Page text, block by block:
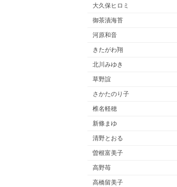
大久保ヒロミ
御茶漬海苔
河原和音
きたがわ翔
北川みゆき
草野誼
さかたのり子
椎名軽穂
新條まゆ
清野とおる
曽根富美子
高野苺
高橋留美子